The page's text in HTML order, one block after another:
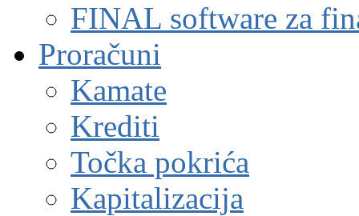
FINAL software za
Proračuni
Kamate
Krediti
Točka pokrića
Kapitalizacija